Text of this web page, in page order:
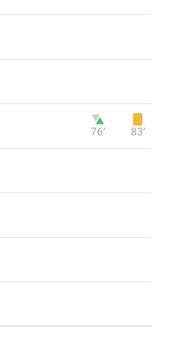
76‎’‎ 83‎’‎